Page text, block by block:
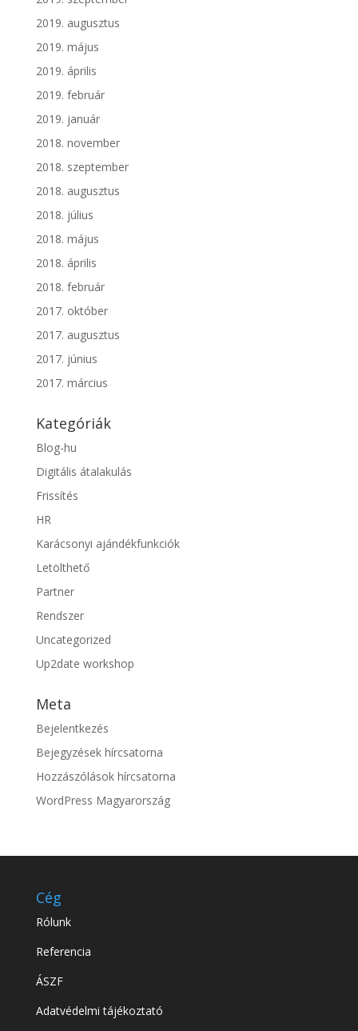
2019. augusztus
2019. május
2019. április
2019. február
2019. január
2018. november
2018. szeptember
2018. augusztus
2018. július
2018. május
2018. április
2018. február
2017. október
2017. augusztus
2017. június
2017. március
Kategóriák
Blog-hu
Digitális átalakulás
Frissítés
HR
Karácsonyi ajándékfunkciók
Letölthető
Partner
Rendszer
Uncategorized
Up2date workshop
Meta
Bejelentkezés
Bejegyzések hírcsatorna
Hozzászólások hírcsatorna
WordPress Magyarország
Cég
Rólunk
Referencia
ÁSZF
Adatvédelmi tájékoztató